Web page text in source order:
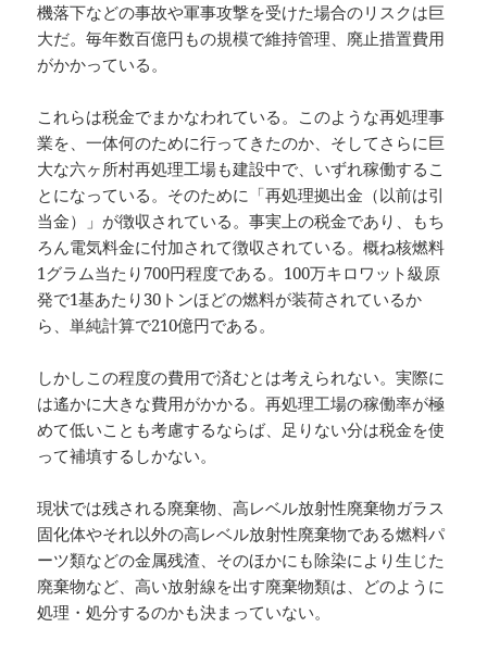
機落下などの事故や軍事攻撃を受けた場合のリスクは巨
大だ。毎年数百億円もの規模で維持管理、廃止措置費用
がかかっている。
これらは税金でまかなわれている。このような再処理事
業を、一体何のために行ってきたのか、そしてさらに巨
大な六ヶ所村再処理工場も建設中で、いずれ稼働するこ
とになっている。そのために「再処理拠出金（以前は引
当金）」が徴収されている。事実上の税金であり、もち
ろん電気料金に付加されて徴収されている。概ね核燃料
1グラム当たり700円程度である。100万キロワット級原
発で1基あたり30トンほどの燃料が装荷されているか
ら、単純計算で210億円である。
しかしこの程度の費用で済むとは考えられない。実際に
は遙かに大きな費用がかかる。再処理工場の稼働率が極
めて低いことも考慮するならば、足りない分は税金を使
って補填するしかない。
現状では残される廃棄物、高レベル放射性廃棄物ガラス
固化体やそれ以外の高レベル放射性廃棄物である燃料パ
ーツ類などの金属残渣、そのほかにも除染により生じた
廃棄物など、高い放射線を出す廃棄物類は、どのように
処理・処分するのかも決まっていない。